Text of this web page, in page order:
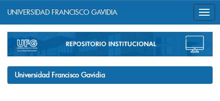
navigation
UNIVERSIDAD FRANCISCO GAVIDIA
Universidad Francisco Gavidia